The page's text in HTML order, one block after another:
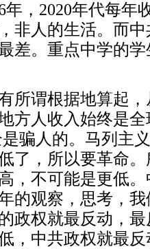
年， 2020年代每年
非人的生活。而
差。重点中学的
所谓根据地算起，
方人收入始终是
骗人的。马列主
了，所以要革命
，不可能是更低
的观察，思考，
政权就最反动，
，中共政权就最